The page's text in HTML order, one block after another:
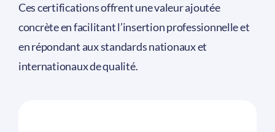
Ces certifications offrent une valeur ajoutée
concrète en facilitant l’insertion professionnelle et
en répondant aux standards nationaux et
internationaux de qualité.